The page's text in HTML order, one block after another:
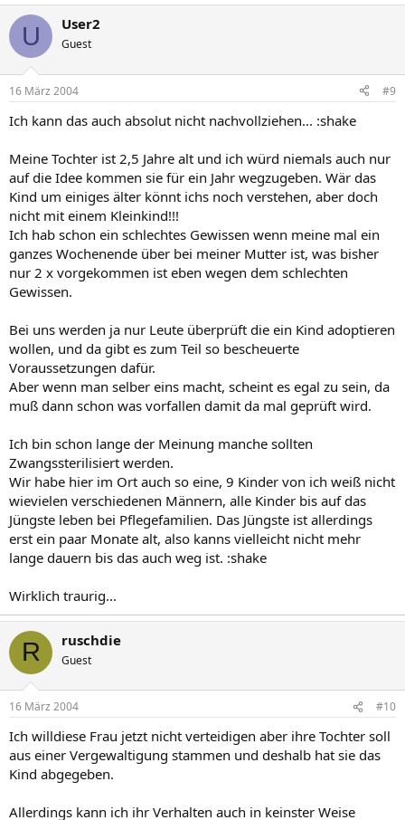
U User2
Guest
16 März 2004 #9
Ich kann das auch absolut nicht nachvollziehen... :shake
Meine Tochter ist 2,5 Jahre alt und ich würd niemals auch nur
auf die Idee kommen sie für ein Jahr wegzugeben. Wär das
Kind um einiges älter könnt ichs noch verstehen, aber doch
nicht mit einem Kleinkind!!!
Ich hab schon ein schlechtes Gewissen wenn meine mal ein
ganzes Wochenende über bei meiner Mutter ist, was bisher
nur 2 x vorgekommen ist eben wegen dem schlechten
Gewissen.
Bei uns werden ja nur Leute überprüft die ein Kind adoptieren
wollen, und da gibt es zum Teil so bescheuerte
Voraussetzungen dafür.
Aber wenn man selber eins macht, scheint es egal zu sein, da
muß dann schon was vorfallen damit da mal geprüft wird.
Ich bin schon lange der Meinung manche sollten
Zwangssterilisiert werden.
Wir habe hier im Ort auch so eine, 9 Kinder von ich weiß nicht
wievielen verschiedenen Männern, alle Kinder bis auf das
Jüngste leben bei Pflegefamilien. Das Jüngste ist allerdings
erst ein paar Monate alt, also kanns vielleicht nicht mehr
lange dauern bis das auch weg ist. :shake
Wirklich traurig...
R ruschdie
Guest
16 März 2004 #10
Ich willdiese Frau jetzt nicht verteidigen aber ihre Tochter soll
aus einer Vergewaltigung stammen und deshalb hat sie das
Kind abgegeben.
Allerdings kann ich ihr Verhalten auch in keinster Weise